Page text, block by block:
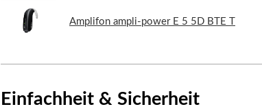
Amplifon ampli-power E 5 5D BTE T
Einfachheit & Sicherheit